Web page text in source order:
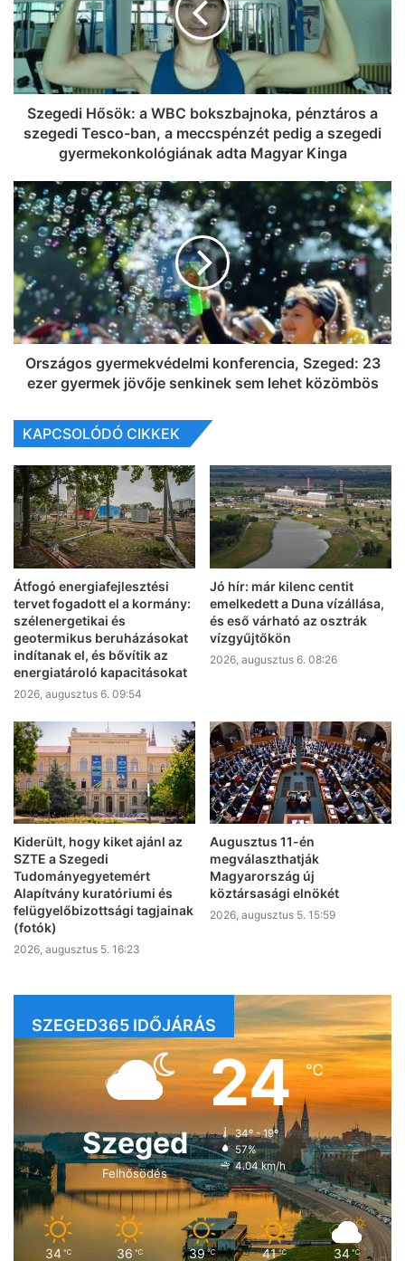
Szegedi Hősök: a WBC bokszbajnoka, pénztáros a
szegedi Tesco-ban, a meccspénzét pedig a szegedi
gyermekonkológiának adta Magyar Kinga
Országos gyermekvédelmi konferencia, Szeged: 23
ezer gyermek jövője senkinek sem lehet közömbös
KAPCSOLÓDÓ CIKKEK
Átfogó energiafejlesztési
tervet fogadott el a kormány:
szélenergetikai és
geotermikus beruházásokat
indítanak el, és bővítik az
energiatároló kapacitásokat
2026, augusztus 6. 09:54
Jó hír: már kilenc centit
emelkedett a Duna vízállása,
és eső várható az osztrák
vízgyűjtőkön
2026, augusztus 6. 08:26
Kiderült, hogy kiket ajánl az
SZTE a Szegedi
Tudományegyetemért
Alapítvány kuratóriumi és
felügyelőbizottsági tagjainak
(fotók)
2026, augusztus 5. 16:23
Augusztus 11-én
megválaszthatják
Magyarország új
köztársasági elnökét
2026, augusztus 5. 15:59
SZEGED365 IDŐJÁRÁS
Szeged
Felhősödés
24℃
34º - 19º
57%
4.04 km/h
34 ℃ 36 ℃ 39 ℃ 41 ℃ 34 ℃